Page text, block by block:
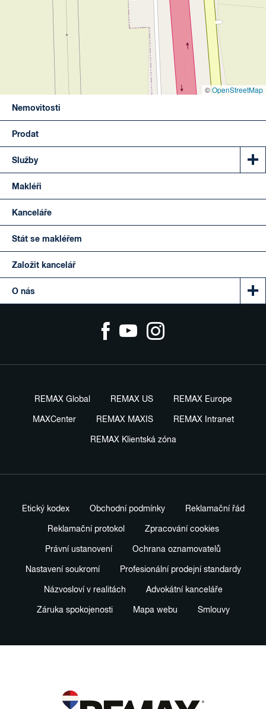
©OpenStreetMap
Nemovitosti
Prodat
Služby
Makléři
Kanceláře
Stát se makléřem
Založit kancelář
O nás
REMAX Global REMAX US REMAX Europe
MAXCenter REMAX MAXIS REMAX Intranet
REMAX Klientská zóna
Etický kodex Obchodní podmínky Reklamační řád
Reklamační protokol Zpracování cookies
Právní ustanovení Ochrana oznamovatelů
Nastavení soukromí Profesionální prodejní standardy
Názvosloví v realitách Advokátní kanceláře
Záruka spokojenosti Mapa webu Smlouvy